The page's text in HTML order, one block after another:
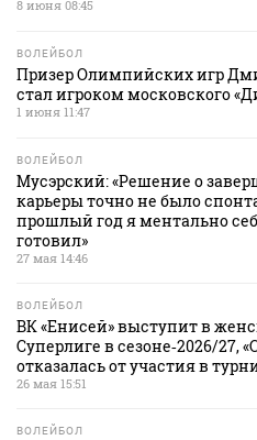
8 июня 08:45
ВОЛЕЙБОЛ
Призер Олимпийских игр
стал игроком московского
1 июня 11:47
ВОЛЕЙБОЛ
Мусэрский: «Решение о
карьеры точно не было
прошлый год я ментально
готовил»
27 мая 14:46
ВОЛЕЙБОЛ
ВК «Енисей» выступит в
Суперлиге в сезоне‑2026/27,
отказалась от участия в
26 мая 15:51
ВОЛЕЙБОЛ